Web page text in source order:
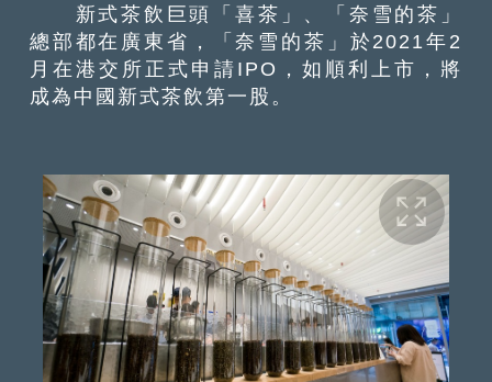
新式茶飲巨頭「喜茶」、「奈雪的茶」
總部都在廣東省，「奈雪的茶」於2021年2
月在港交所正式申請IPO，如順利上市，將
成為中國新式茶飲第一股。